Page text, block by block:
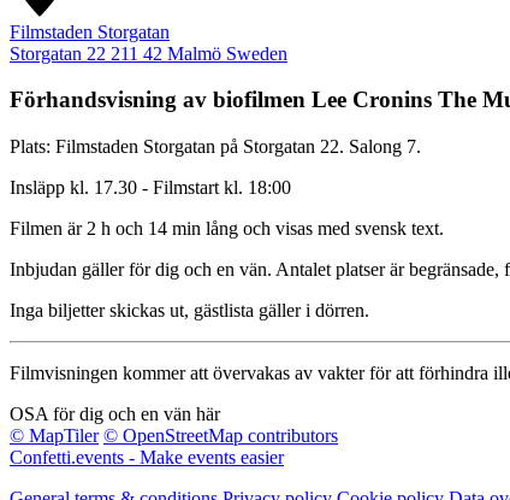
Filmstaden Storgatan
Storgatan 22 211 42 Malmö Sweden
Förhandsvisning av biofilmen Lee Cronins The
Plats: Filmstaden Storgatan på Storgatan 22. Salong 7.
Insläpp kl. 17.30 - Filmstart kl. 18:00
Filmen är 2 h och 14 min lång och visas med svensk text.
Inbjudan gäller för dig och en vän. Antalet platser är begränsade,
Inga biljetter skickas ut, gästlista gäller i dörren.
Filmvisningen kommer att övervakas av vakter för att förhindra
OSA för dig och en vän här
© MapTiler © OpenStreetMap contributors
Confetti.events - Make events easier